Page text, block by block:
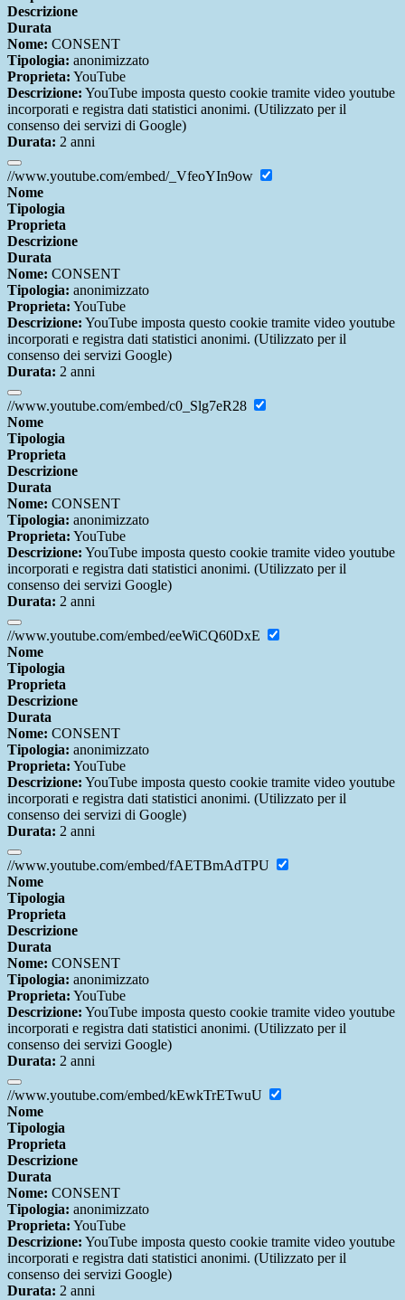
Descrizione
Durata
Nome: CONSENT
Tipologia: anonimizzato
Proprieta: YouTube
Descrizione: YouTube imposta questo cookie tramite video youtube
incorporati e registra dati statistici anonimi. (Utilizzato per il
consenso dei servizi di Google)
Durata: 2 anni
//www.youtube.com/embed/_VfeoYIn9ow
Nome
Tipologia
Proprieta
Descrizione
Durata
Nome: CONSENT
Tipologia: anonimizzato
Proprieta: YouTube
Descrizione: YouTube imposta questo cookie tramite video youtube
incorporati e registra dati statistici anonimi. (Utilizzato per il
consenso dei servizi Google)
Durata: 2 anni
//www.youtube.com/embed/c0_Slg7eR28
Nome
Tipologia
Proprieta
Descrizione
Durata
Nome: CONSENT
Tipologia: anonimizzato
Proprieta: YouTube
Descrizione: YouTube imposta questo cookie tramite video youtube
incorporati e registra dati statistici anonimi. (Utilizzato per il
consenso dei servizi Google)
Durata: 2 anni
//www.youtube.com/embed/eeWiCQ60DxE
Nome
Tipologia
Proprieta
Descrizione
Durata
Nome: CONSENT
Tipologia: anonimizzato
Proprieta: YouTube
Descrizione: YouTube imposta questo cookie tramite video youtube
incorporati e registra dati statistici anonimi. (Utilizzato per il
consenso dei servizi di Google)
Durata: 2 anni
//www.youtube.com/embed/fAETBmAdTPU
Nome
Tipologia
Proprieta
Descrizione
Durata
Nome: CONSENT
Tipologia: anonimizzato
Proprieta: YouTube
Descrizione: YouTube imposta questo cookie tramite video youtube
incorporati e registra dati statistici anonimi. (Utilizzato per il
consenso dei servizi Google)
Durata: 2 anni
//www.youtube.com/embed/kEwkTrETwuU
Nome
Tipologia
Proprieta
Descrizione
Durata
Nome: CONSENT
Tipologia: anonimizzato
Proprieta: YouTube
Descrizione: YouTube imposta questo cookie tramite video youtube
incorporati e registra dati statistici anonimi. (Utilizzato per il
consenso dei servizi Google)
Durata: 2 anni